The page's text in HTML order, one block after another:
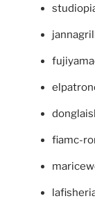
fiamc-